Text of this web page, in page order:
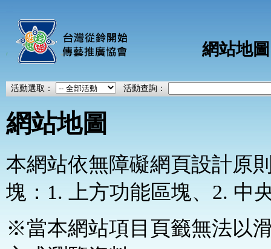
網站地圖
活動選取： 活動查詢：
網站地圖
本網站依無障礙網頁設計原
塊：1. 上方功能區塊、2. 中
※當本網站項目頁籤無法以